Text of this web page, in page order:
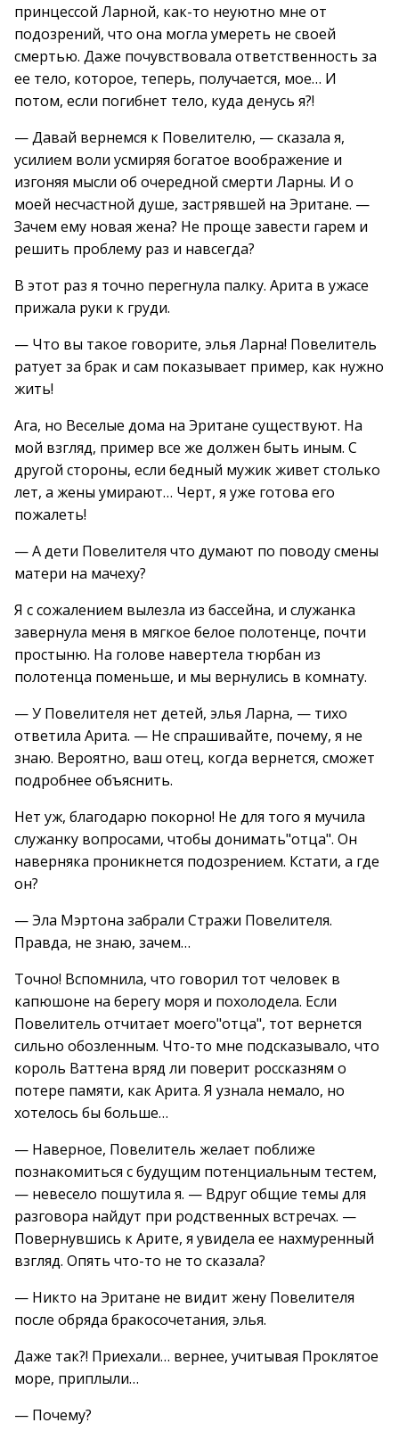
принцессой Ларной, как-то неуютно мне от
подозрений, что она могла умереть не своей
смертью. Даже почувствовала ответственность за
ее тело, которое, теперь, получается, мое… И
потом, если погибнет тело, куда денусь я?!
— Давай вернемся к Повелителю, — сказала я,
усилием воли усмиряя богатое воображение и
изгоняя мысли об очередной смерти Ларны. И о
моей несчастной душе, застрявшей на Эритане. —
Зачем ему новая жена? Не проще завести гарем и
решить проблему раз и навсегда?
В этот раз я точно перегнула палку. Арита в ужасе
прижала руки к груди.
— Что вы такое говорите, элья Ларна! Повелитель
ратует за брак и сам показывает пример, как нужно
жить!
Ага, но Веселые дома на Эритане существуют. На
мой взгляд, пример все же должен быть иным. С
другой стороны, если бедный мужик живет столько
лет, а жены умирают… Черт, я уже готова его
пожалеть!
— А дети Повелителя что думают по поводу смены
матери на мачеху?
Я с сожалением вылезла из бассейна, и служанка
завернула меня в мягкое белое полотенце, почти
простыню. На голове навертела тюрбан из
полотенца поменьше, и мы вернулись в комнату.
— У Повелителя нет детей, элья Ларна, — тихо
ответила Арита. — Не спрашивайте, почему, я не
знаю. Вероятно, ваш отец, когда вернется, сможет
подробнее объяснить.
Нет уж, благодарю покорно! Не для того я мучила
служанку вопросами, чтобы донимать"отца". Он
наверняка проникнется подозрением. Кстати, а где
он?
— Эла Мэртона забрали Стражи Повелителя.
Правда, не знаю, зачем…
Точно! Вспомнила, что говорил тот человек в
капюшоне на берегу моря и похолодела. Если
Повелитель отчитает моего"отца", тот вернется
сильно обозленным. Что-то мне подсказывало, что
король Ваттена вряд ли поверит россказням о
потере памяти, как Арита. Я узнала немало, но
хотелось бы больше…
— Наверное, Повелитель желает поближе
познакомиться с будущим потенциальным тестем,
— невесело пошутила я. — Вдруг общие темы для
разговора найдут при родственных встречах. —
Повернувшись к Арите, я увидела ее нахмуренный
взгляд. Опять что-то не то сказала?
— Никто на Эритане не видит жену Повелителя
после обряда бракосочетания, элья.
Даже так?! Приехали… вернее, учитывая Проклятое
море, приплыли…
— Почему?